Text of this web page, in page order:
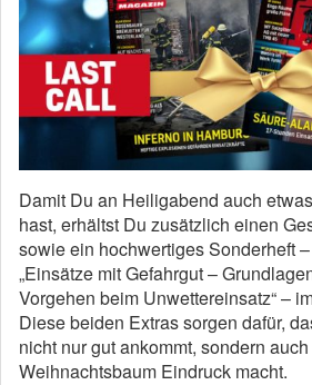
Damit Du an Heiligabend auch
hast, erhältst Du zusätzlich einen
sowie ein hochwertiges Sonderheft
„Einsätze mit Gefahrgut –
Vorgehen beim Unwettereinsatz“ –
Diese beiden Extras sorgen dafür,
nicht nur gut ankommt, sondern
Weihnachtsbaum Eindruck macht.